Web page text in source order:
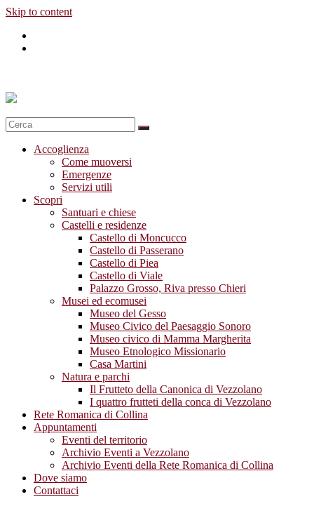
Skip to content
Accoglienza
Come muoversi
Emergenze
Servizi utili
Scopri
Santuari e chiese
Castelli e residenze
Castello di Moncucco
Castello di Passerano
Castello di Piea
Castello di Viale
Palazzo Grosso, Riva presso Chieri
Musei ed ecomusei
Museo del Gesso
Museo Civico del Paesaggio Sonoro
Museo civico di Mamma Margherita
Museo Etnologico Missionario
Casa Martini
Natura e parchi
Il Frutteto della Canonica di Vezzolano
I quattro frutteti della conca di Vezzolano
Rete Romanica di Collina
Appuntamenti
Eventi del territorio
Archivio Eventi a Vezzolano
Archivio Eventi della Rete Romanica di Collina
Dove siamo
Contattaci